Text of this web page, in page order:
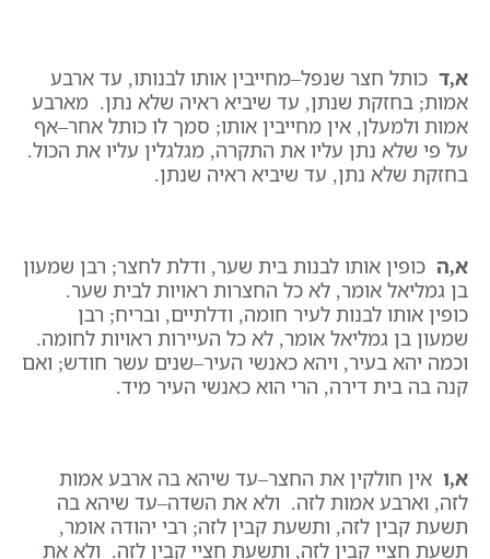
א,ד כותל חצר שנפל–מחייבין אותו לבנותו, עד ארבע
אמות; בחזקת שנתן, עד שיביא ראיה שלא נתן. מארבע
אמות ולמעלן, אין מחייבין אותו; סמך לו כותל אחר–אף
על פי שלא נתן עליו את התקרה, מגלגלין עליו את הכול.
בחזקת שלא נתן, עד שיביא ראיה שנתן.
א,ה כופין אותו לבנות בית שער, ודלת לחצר; רבן שמעון
בן גמליאל אומר, לא כל החצרות ראויות לבית שער.
כופין אותו לבנות לעיר חומה, ודלתיים, ובריח; רבן
שמעון בן גמליאל אומר, לא כל העיירות ראויות לחומה.
וכמה יהא בעיר, ויהא כאנשי העיר–שנים עשר חודש; ואם
קנה בה בית דירה, הרי הוא כאנשי העיר מיד.
א,ו אין חולקין את החצר–עד שיהא בה ארבע אמות
לזה, וארבע אמות לזה. ולא את השדה–עד שיהא בה
תשעת קבין לזה, ותשעת קבין לזה; רבי יהודה אומר,
תשעת חציי קבין לזה, ותשעת חציי קבין לזה. ולא את